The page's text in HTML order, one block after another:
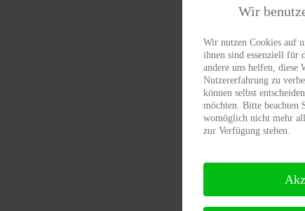
Wir
Wir nutzen Cookies auf
ihnen sind essenziell für
andere uns helfen, diese
Nutzererfahrung zu
können selbst
möchten. Bitte beachten
womöglich nicht mehr
zur Verfügung stehen.